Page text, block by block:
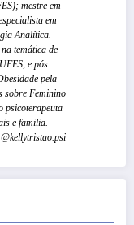
mestre em
em
Analítica.
temática de
e pós
pela
sobre Feminino
psicoterapeuta
e familia.